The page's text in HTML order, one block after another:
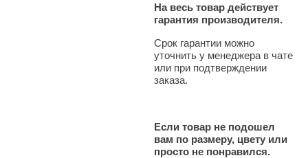
На весь товар действует
гарантия производителя.
Срок гарантии можно
уточнить у менеджера в чате
или при подтверждении
заказа.
Если товар не подошел
вам по размеру, цвету или
просто не понравился.